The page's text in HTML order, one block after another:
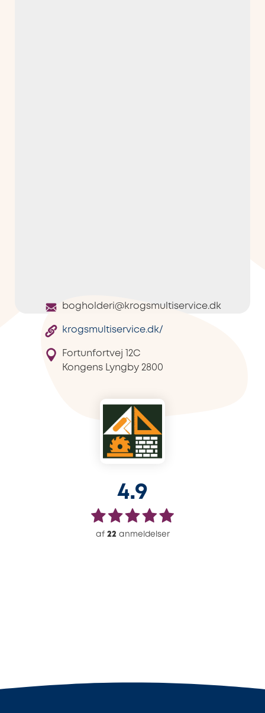
bogholderi@krogsmultiservice.dk
krogsmultiservice.dk/
Fortunfortvej 12C
Kongens Lyngby 2800
4.9
af 22 anmeldelser